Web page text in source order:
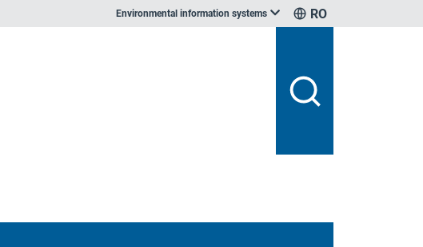
Environmental information systems RO